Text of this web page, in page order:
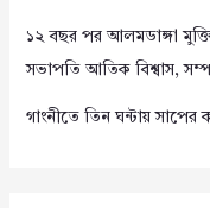
১২ বছর পর আলমডাঙ্গা
সভাপতি আতিক বিশ্বাস,
গাংনীতে তিন ঘন্টায়